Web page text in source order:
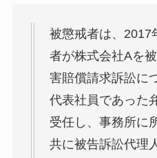
被懲戒者は、2017
者が株式会社Aを
害賠償請求訴訟に
代表社員であった
受任し、事務所に
共に被告訴訟代理